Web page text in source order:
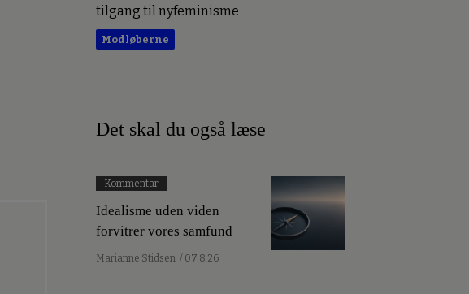
tilgang til nyfeminisme
Modløberne
Det skal du også læse
Kommentar
Idealisme uden viden
forvitrer vores samfund
Marianne Stidsen / 07.8.26